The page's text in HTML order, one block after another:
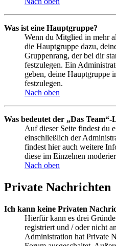
Was ist eine Hauptgruppe?
Wenn du Mitglied in mehr
die Hauptgruppe dazu,
Gruppenrang, der bei dir
festzulegen. Ein
geben, deine Hauptgruppe
festzulegen.
Nach oben
Was bedeutet der „Das
Auf dieser Seite findest du
einschließlich der
findest hier auch weitere
diese im Einzelnen
Nach oben
Private Nachrichten
Ich kann keine Privaten
Hierfür kann es drei
registriert und / oder nicht
Administration hat Private